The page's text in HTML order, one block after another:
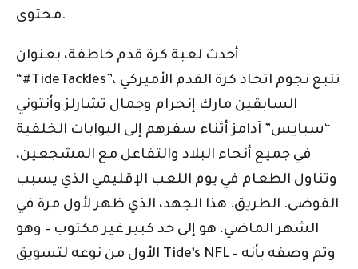
محتوى.
أحدث لعبة كرة قدم خاطفة، بعنوان
“#TideTackles”، تتبع نجوم اتحاد كرة القدم الأميركي
السابقين مارك إنجرام وجمال تشارلز وأنتوني
“سبايس” آدامز أثناء سفرهم إلى البوابات الخلفية
في جميع أنحاء البلاد والتفاعل مع المشجعين،
وتناول الطعام في يوم اللعب الإقليمي الذي يسبب
الفوضى. الطريق. هذا الجهد، الذي ظهر لأول مرة في
الشهر الماضي، هو إلى حد كبير غير مكتوب – وهو
الأول من نوعه لتسويق Tide’s NFL – وتم وصفه بأنه